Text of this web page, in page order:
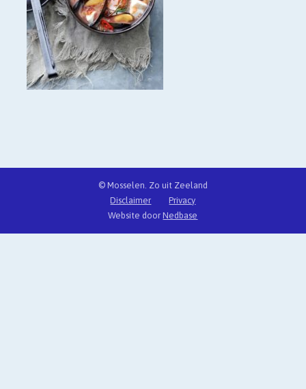
© Mosselen. Zo uit Zeeland
Disclaimer
Privacy
Website doorNedbase